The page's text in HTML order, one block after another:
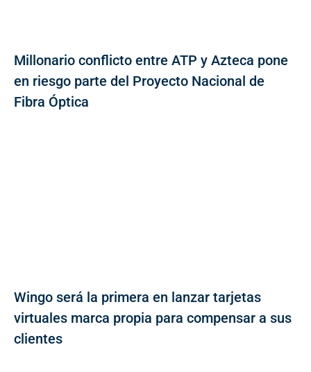
Millonario conflicto entre ATP y Azteca pone
en riesgo parte del Proyecto Nacional de
Fibra Óptica
Wingo será la primera en lanzar tarjetas
virtuales marca propia para compensar a sus
clientes